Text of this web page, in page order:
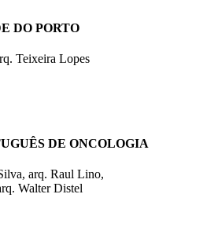
DO PORTO
Teixeira Lopes
DE ONCOLOGIA
arq. Raul Lino,
Walter Distel